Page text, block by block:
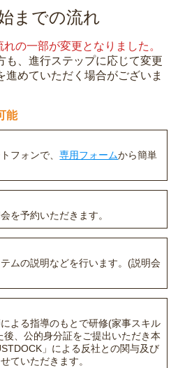
までの流れ
の一部が変更となりました。
も、進行ステップに応じて変更
めていただく場合がございま
能
フォンで、専用フォームから簡単
を予約いただきます。
ムの説明などを行います。(説明会
よる指導のもとで研修(家事スキル
、公的身分証をご提出いただき本
」による反社との関与及び
ていただきます。